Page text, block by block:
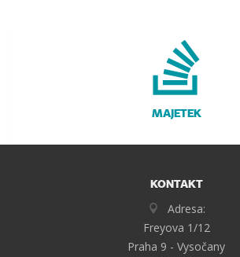
MAJETEK
KONTAKT
Adresa:
Freyova 1/12
Praha 9 - Vysočany